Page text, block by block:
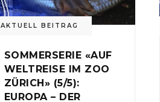
AKTUELL BEITRAG
SOMMERSERIE «AUF
WELTREISE IM ZOO
ZÜRICH» (5/5):
EUROPA – DER